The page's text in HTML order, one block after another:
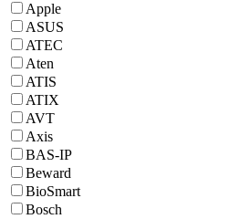
Apple
ASUS
ATEC
Aten
ATIS
ATIX
AVT
Axis
BAS-IP
Beward
BioSmart
Bosch